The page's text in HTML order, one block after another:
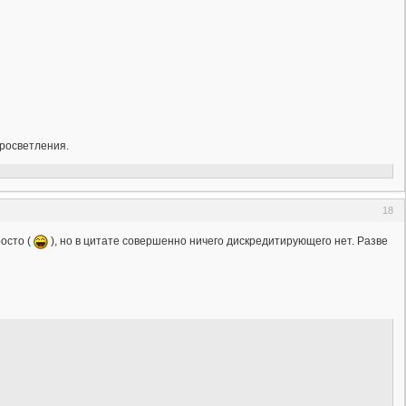
18
( ), но в цитате совершенно ничего дискредитирующего нет. Разве